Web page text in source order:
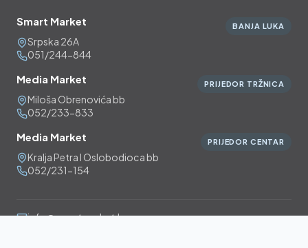
Smart Market BANJA LUKA
Srpska 26A
051/244-844
Media Market PRIJEDOR TRŽNICA
Miloša Obrenovića bb
052/233-833
Media Market PRIJEDOR CENTAR
Kralja Petra I Oslobodioca bb
052/231-154
info@smartmarket.ba